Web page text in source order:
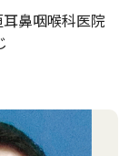
鼻咽喉科医院